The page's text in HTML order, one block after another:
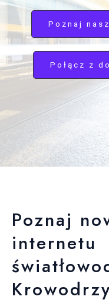
Poznaj
Połącz z
Poznaj
internetu
Krowodrzy